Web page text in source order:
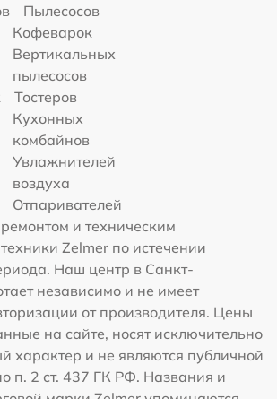
Пылесосов
Кофеварок
Вертикальных
пылесосов
Тостеров
Кухонных
комбайнов
Увлажнителей
воздуха
Отпаривателей
и техническим
Zelmer по истечении
Наш центр в Санкт-
независимо и не имеет
от производителя. Цены
на сайте, носят исключительно
характер и не являются публичной
п. 2 ст. 437 ГК РФ. Названия и